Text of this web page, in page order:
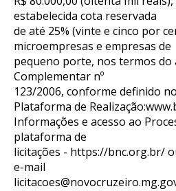
estabelecida cota reservada
de até 25% (vinte e cinco por
microempresas e empresas de
pequeno porte, nos termos do
Complementar nº
123/2006, conforme definido
Plataforma de Realização:
Informações e acesso ao
plataforma de
licitações - https://bnc.org.br/
e-mail